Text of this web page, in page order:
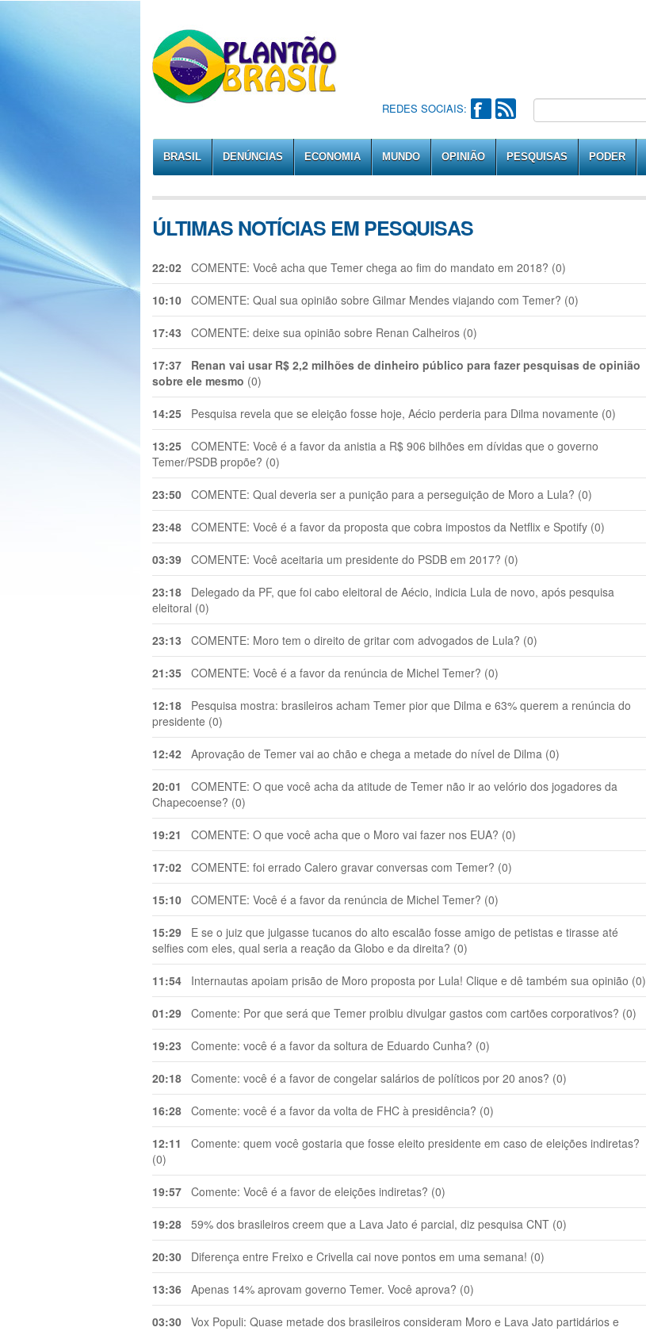
REDES SOCIAIS:
BRASIL DENÚNCIAS ECONOMIA MUNDO OPINIÃO PESQUISAS PODER
ÚLTIMAS NOTÍCIAS EM PESQUISAS
22:02 COMENTE: Você acha que Temer chega ao fim do mandato em 2018? (0)
10:10 COMENTE: Qual sua opinião sobre Gilmar Mendes viajando com Temer? (0)
17:43 COMENTE: deixe sua opinião sobre Renan Calheiros (0)
17:37
Renan vai usar R$ 2,2 milhões de dinheiro público para fazer pesquisas de opinião
sobre ele mesmo (0)
14:25 Pesquisa revela que se eleição fosse hoje, Aécio perderia para Dilma novamente (0)
13:25 COMENTE: Você é a favor da anistia a R$ 906 bilhões em dívidas que o governo
Temer/PSDB propõe? (0)
23:50 COMENTE: Qual deveria ser a punição para a perseguição de Moro a Lula? (0)
23:48 COMENTE: Você é a favor da proposta que cobra impostos da Netflix e Spotify (0)
03:39 COMENTE: Você aceitaria um presidente do PSDB em 2017? (0)
23:18 Delegado da PF, que foi cabo eleitoral de Aécio, indicia Lula de novo, após pesquisa
eleitoral (0)
23:13 COMENTE: Moro tem o direito de gritar com advogados de Lula? (0)
21:35 COMENTE: Você é a favor da renúncia de Michel Temer? (0)
12:18 Pesquisa mostra: brasileiros acham Temer pior que Dilma e 63% querem a renúncia do
presidente (0)
12:42 Aprovação de Temer vai ao chão e chega a metade do nível de Dilma (0)
20:01 COMENTE: O que você acha da atitude de Temer não ir ao velório dos jogadores da
Chapecoense? (0)
19:21 COMENTE: O que você acha que o Moro vai fazer nos EUA? (0)
17:02 COMENTE: foi errado Calero gravar conversas com Temer? (0)
15:10 COMENTE: Você é a favor da renúncia de Michel Temer? (0)
15:29 E se o juiz que julgasse tucanos do alto escalão fosse amigo de petistas e tirasse até
selfies com eles, qual seria a reação da Globo e da direita? (0)
11:54 Internautas apoiam prisão de Moro proposta por Lula! Clique e dê também sua opinião (0)
01:29 Comente: Por que será que Temer proibiu divulgar gastos com cartões corporativos? (0)
19:23 Comente: você é a favor da soltura de Eduardo Cunha? (0)
20:18 Comente: você é a favor de congelar salários de políticos por 20 anos? (0)
16:28 Comente: você é a favor da volta de FHC à presidência? (0)
12:11 Comente: quem você gostaria que fosse eleito presidente em caso de eleições indiretas?
(0)
19:57 Comente: Você é a favor de eleições indiretas? (0)
19:28 59% dos brasileiros creem que a Lava Jato é parcial, diz pesquisa CNT (0)
20:30 Diferença entre Freixo e Crivella cai nove pontos em uma semana! (0)
13:36 Apenas 14% aprovam governo Temer. Você aprova? (0)
03:30 Vox Populi: Quase metade dos brasileiros consideram Moro e Lava Jato partidários e